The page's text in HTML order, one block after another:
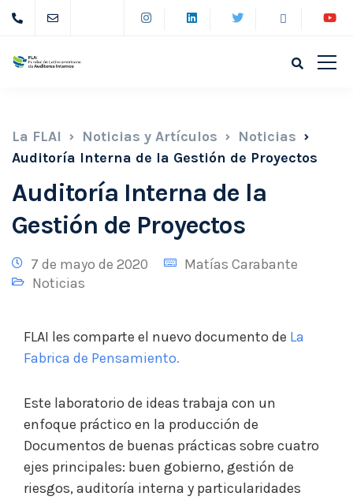
La FLAI Noticias y Artículos
Noticias
Auditoría Interna de la Gestión de Proyectos
Auditoría Interna de la
Gestión de Proyectos
7 de mayo de 2020
Matías Carabante
Noticias
FLAI les comparte el nuevo documento de La
Fabrica de Pensamiento.
Este laboratorio de ideas trabaja con un
enfoque práctico en la producción de
Documentos de buenas prácticas sobre cuatro
ejes principales: buen gobierno, gestión de
riesgos, auditoría interna y particularidades